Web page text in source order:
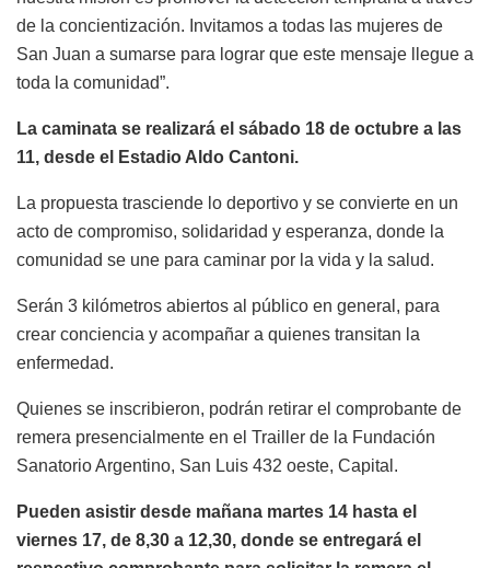
de la concientización. Invitamos a todas las mujeres de
San Juan a sumarse para lograr que este mensaje llegue a
toda la comunidad”.
La caminata se realizará el sábado 18 de octubre a las
11, desde el Estadio Aldo Cantoni.
La propuesta trasciende lo deportivo y se convierte en un
acto de compromiso, solidaridad y esperanza, donde la
comunidad se une para caminar por la vida y la salud.
Serán 3 kilómetros abiertos al público en general, para
crear conciencia y acompañar a quienes transitan la
enfermedad.
Quienes se inscribieron, podrán retirar el comprobante de
remera presencialmente en el Trailler de la Fundación
Sanatorio Argentino, San Luis 432 oeste, Capital.
Pueden asistir desde mañana martes 14 hasta el
viernes 17, de 8,30 a 12,30, donde se entregará el